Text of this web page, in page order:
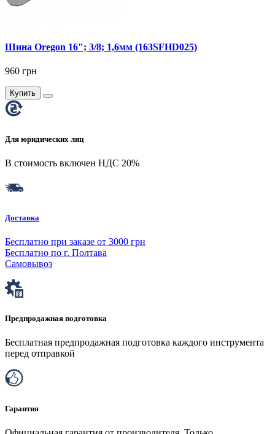
Шина Oregon 16"; 3/8; 1,6мм (163SFHD025)
960 грн
Купить
Для юридических лиц
В стоимость включен НДС 20%
Доставка
Бесплатно при заказе от 3000 грн
Бесплатно по г. Полтава
Самовывоз
Предпродажная подготовка
Бесплатная предпродажная подготовка каждого инструмента
перед отправкой
Гарантия